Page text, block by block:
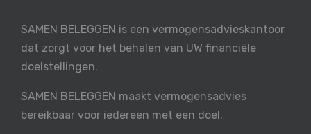
SAMEN BELEGGEN is een vermogensadvieskantoor
dat zorgt voor het behalen van UW financiële
doelstellingen.
SAMEN BELEGGEN maakt vermogensadvies
bereikbaar voor iedereen met een doel.